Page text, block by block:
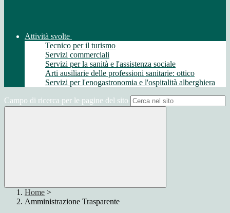
Attività svolte
Tecnico per il turismo
Servizi commerciali
Servizi per la sanità e l'assistenza sociale
Arti ausiliarie delle professioni sanitarie: ottico
Servizi per l'enogastronomia e l'ospitalità alberghiera
Campo di ricerca per le pagine del sito
Home >
Amministrazione Trasparente